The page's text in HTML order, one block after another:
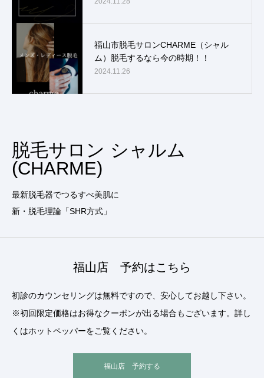
福山市脱毛サロンCHARME（シャル
ム）脱毛するなら今の時期！！
2024.11.26
脱毛サロン シャルム
(CHARME)
最新脱毛器でつるすべ美肌に
新・脱毛理論「SHR方式」
福山店 予約はこちら
初診のカウンセリングは無料ですので、安心してお越し下さい。
※初回限定価格はお得なクーポンが出る場合もございます。詳し
くはホットペッパーをご覧ください。
福山店 予約する